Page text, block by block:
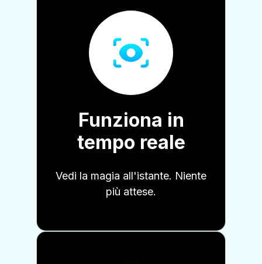
Funziona in
tempo reale
Vedi la magia all'istante. Niente
più attese.